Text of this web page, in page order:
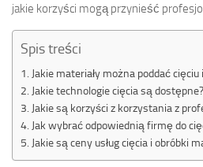
jakie korzyści mogą przynieść
Spis treści
Jakie materiały można poddać cięciu
Jakie technologie cięcia są dostępne?
Jakie są korzyści z korzystania z
Jak wybrać odpowiednią firmę do
Jakie są ceny usług cięcia i obróbki